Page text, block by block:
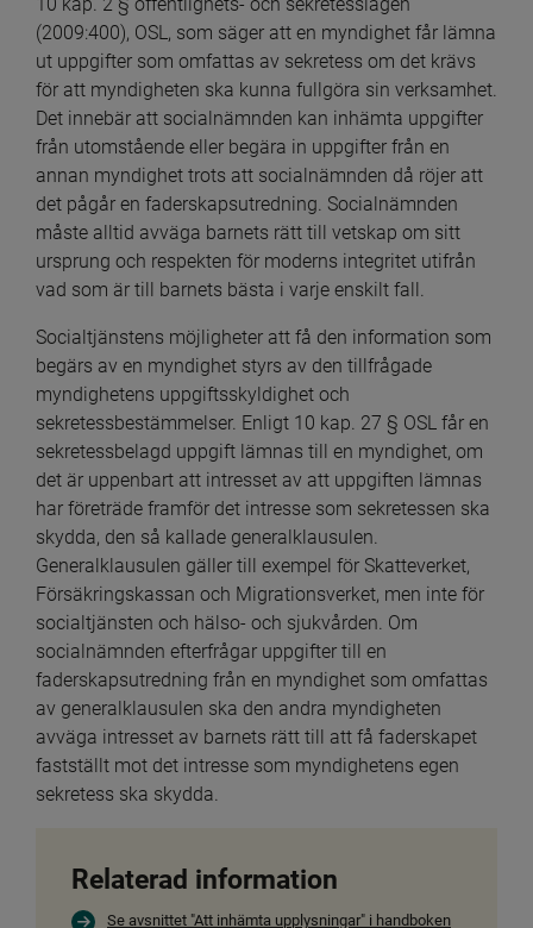
(2009:400), OSL, som säger att en myndighet får lämna
ut uppgifter som omfattas av sekretess om det krävs
för att myndigheten ska kunna fullgöra sin verksamhet.
Det innebär att socialnämnden kan inhämta uppgifter
från utomstående eller begära in uppgifter från en
annan myndighet trots att socialnämnden då röjer att
det pågår en faderskapsutredning. Socialnämnden
måste alltid avväga barnets rätt till vetskap om sitt
ursprung och respekten för moderns integritet utifrån
vad som är till barnets bästa i varje enskilt fall.
Socialtjänstens möjligheter att få den information som
begärs av en myndighet styrs av den tillfrågade
myndighetens uppgiftsskyldighet och
sekretessbestämmelser. Enligt 10 kap. 27 § OSL får en
sekretessbelagd uppgift lämnas till en myndighet, om
det är uppenbart att intresset av att uppgiften lämnas
har företräde framför det intresse som sekretessen ska
skydda, den så kallade generalklausulen.
Generalklausulen gäller till exempel för Skatteverket,
Försäkringskassan och Migrationsverket, men inte för
socialtjänsten och hälso- och sjukvården. Om
socialnämnden efterfrågar uppgifter till en
faderskapsutredning från en myndighet som omfattas
av generalklausulen ska den andra myndigheten
avväga intresset av barnets rätt till att få faderskapet
fastställt mot det intresse som myndighetens egen
sekretess ska skydda.
Relaterad information
Se avsnittet "Att inhämta upplysningar" i handboken